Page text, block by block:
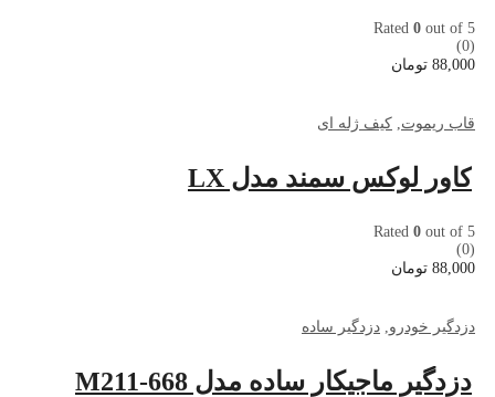
Rated 0 out of 5
(0)
88,000 تومان
قاب ریموت کیف ژله ای
کاور لوکس سمند مدل LX
Rated 0 out of 5
(0)
88,000 تومان
دزدگیر خودرو دزدگیر ساده
دزدگیر ماجیکار ساده مدل M211-668